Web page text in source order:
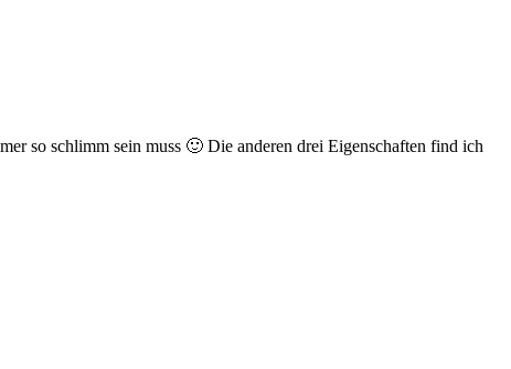
so schlimm sein muss 🙂 Die anderen drei Eigenschaften find ich